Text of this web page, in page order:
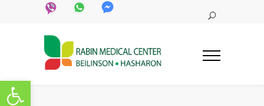
Открыть панель инструментов